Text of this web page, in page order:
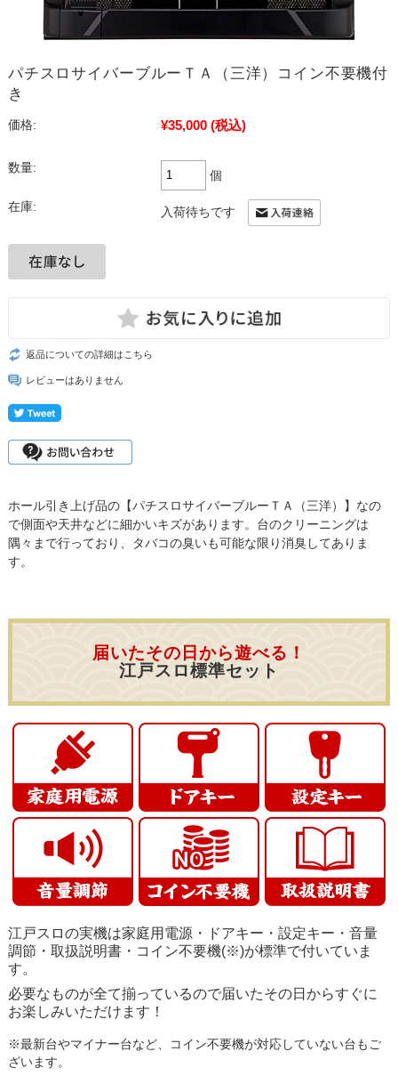
パチスロサイバーブルーＴＡ（三洋）コイン不要機付
き
価格: ¥35,000 (税込)
数量:
個
在庫: 入荷待ちです
返品についての詳細はこちら
レビューはありません
ホール引き上げ品の【パチスロサイバーブルーＴＡ（三洋）】なの
で側面や天井などに細かいキズがあります。台のクリーニングは
隅々まで行っており、タバコの臭いも可能な限り消臭してありま
す。
届いたその日から遊べる！
江戸スロ標準セット
江戸スロの実機は家庭用電源・ドアキー・設定キー・音量
調節・取扱説明書・コイン不要機(※)が標準で付いていま
す。
必要なものが全て揃っているので届いたその日からすぐに
お楽しみいただけます！
※最新台やマイナー台など、コイン不要機が対応していない台もご
ざいます。